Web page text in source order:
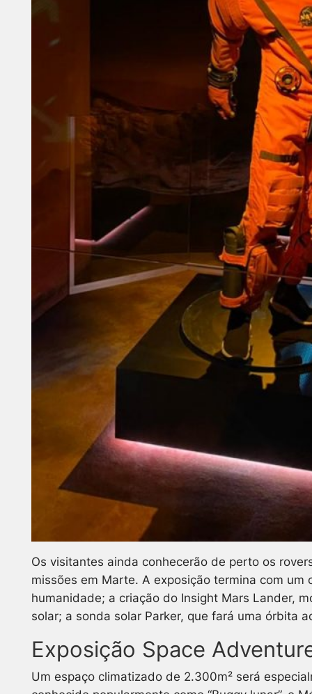
Os visitantes ainda conhecerão de perto os
missões em Marte. A exposição termina com
humanidade; a criação do Insight Mars Lander,
solar; a sonda solar Parker, que fará uma órbita
Exposição Space
Um espaço climatizado de 2.300m² será